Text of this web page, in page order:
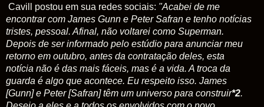
Cavill postou em sua redes sociais: "Acabei de me
encontrar com James Gunn e Peter Safran e tenho notícias
tristes, pessoal. Afinal, não voltarei como Superman.
Depois de ser informado pelo estúdio para anunciar meu
retorno em outubro, antes da contratação deles, esta
notícia não é das mais fáceis, mas é a vida. A troca da
guarda é algo que acontece. Eu respeito isso. James
[Gunn] e Peter [Safran] têm um universo para construir*2.